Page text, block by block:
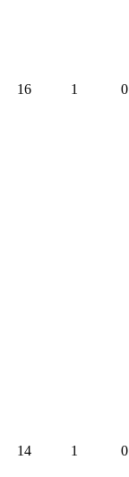
16 1 0
14 1 0